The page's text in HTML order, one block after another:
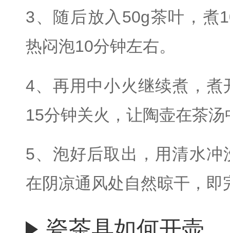
3、随后放入50g茶叶，煮
热闷泡10分钟左右。
4、再用中小火继续煮，煮
15分钟关火，让陶壶在茶
5、泡好后取出，用清水冲
在阴凉通风处自然晾干，即